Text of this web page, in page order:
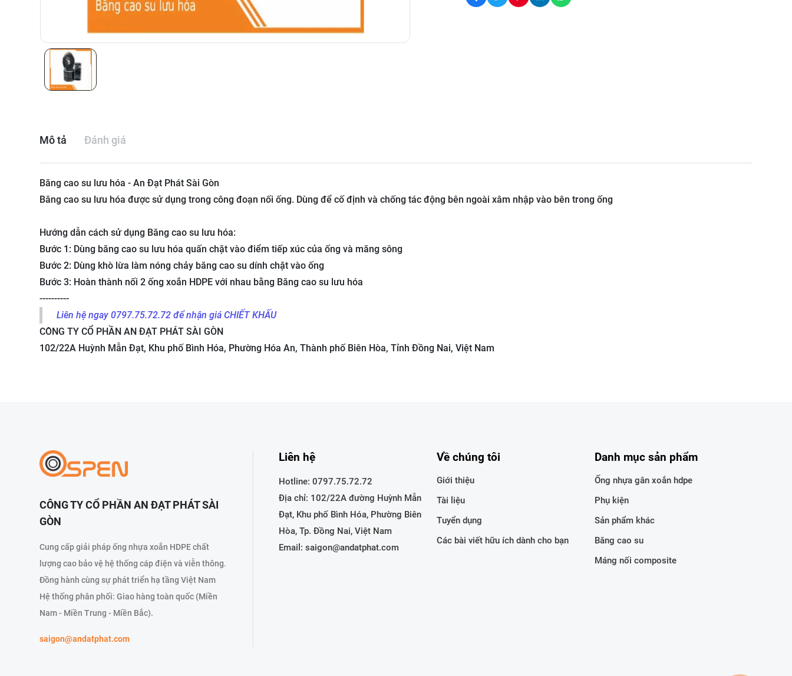
Mô tả Đánh giá
Băng cao su lưu hóa - An Đạt Phát Sài Gòn
Băng cao su lưu hóa được sử dụng trong công đoạn nối ống. Dùng để cố định và chống tác động bên ngoài xâm nhập vào bên trong ống
Hướng dẫn cách sử dụng Băng cao su lưu hóa:
Bước 1: Dùng băng cao su lưu hóa quấn chặt vào điểm tiếp xúc của ống và măng sông
Bước 2: Dùng khò lừa làm nóng chảy băng cao su dính chặt vào ống
Bước 3: Hoàn thành nối 2 ống xoắn HDPE với nhau bằng Băng cao su lưu hóa
----------
Liên hệ ngay 0797.75.72.72 để nhận giá CHIẾT KHẤU
CÔNG TY CỔ PHẦN AN ĐẠT PHÁT SÀI GÒN
102/22A Huỳnh Mẫn Đạt, Khu phố Bình Hóa, Phường Hóa An, Thành phố Biên Hòa, Tỉnh Đồng Nai, Việt Nam
CÔNG TY CỔ PHẦN AN ĐẠT PHÁT SÀI
GÒN
Cung cấp giải pháp ống nhựa xoắn HDPE chất
lượng cao bảo vệ hệ thống cáp điện và viễn thông.
Đồng hành cùng sự phát triển hạ tầng Việt Nam
Hệ thống phân phối: Giao hàng toàn quốc (Miền
Nam - Miền Trung - Miền Bắc).
saigon@andatphat.com
Liên hệ
Hotline: 0797.75.72.72
Địa chỉ: 102/22A đường Huỳnh Mẫn
Đạt, Khu phố Bình Hóa, Phường Biên
Hòa, Tp. Đồng Nai, Việt Nam
Email: saigon@andatphat.com
Về chúng tôi
Giới thiệu
Tài liệu
Tuyển dụng
Các bài viết hữu ích dành cho bạn
Danh mục sản phẩm
Ống nhựa gân xoắn hdpe
Phụ kiện
Sản phẩm khác
Băng cao su
Máng nối composite